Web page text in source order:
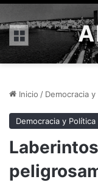
Menú
Inicio / Democracia
Democracia y Política